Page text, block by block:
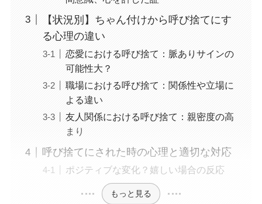
【状況別】ちゃん付けから呼び捨てにす
る心理の違い
恋愛における呼び捨て：脈ありサインの
可能性大？
職場における呼び捨て：関係性や立場に
よる違い
友人関係における呼び捨て：親密度の高
まり
呼び捨てにされた時の心理と適切な対応
ポジティブな変化？嬉しい場合の反応
もっと見る